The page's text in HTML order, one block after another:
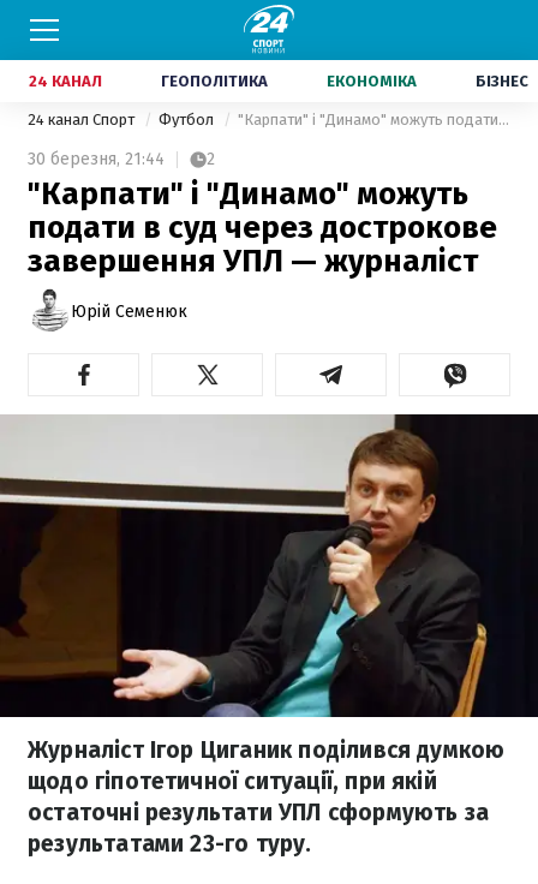
24 КАНАЛ ГЕОПОЛІТИКА ЕКОНОМІКА БІЗНЕС
24 канал Спорт Футбол "Карпати" і "Динамо" можуть подати в суд через дострокове завершення УПЛ — журналіст
30 березня, 21:44 2
"Карпати" і "Динамо" можуть
подати в суд через дострокове
завершення УПЛ — журналіст
Юрій Семенюк
Журналіст Ігор Циганик поділився думкою
щодо гіпотетичної ситуації, при якій
остаточні результати УПЛ сформують за
результатами 23-го туру.